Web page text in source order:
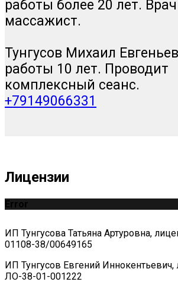
работы более 20 лет.
массажист.
Тунгусов Михаил
работы 10 лет. Проводит
комплексный сеанс.
+79149066331
Лицензии
Error
ИП Тунгусова Татьяна Артуровна,
01108-38/00649165
ИП Тунгусов Евгений
ЛО-38-01-001222